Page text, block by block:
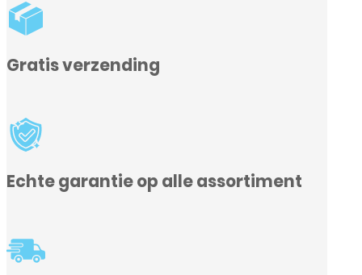
Gratis verzending
Echte garantie op alle assortiment